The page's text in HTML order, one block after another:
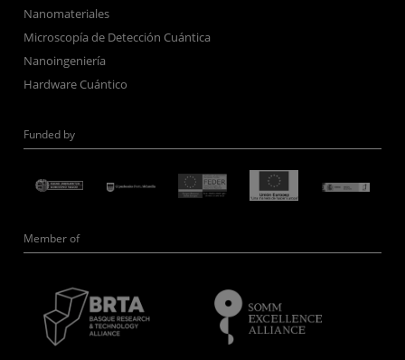
Nanomateriales
Microscopía de Detección Cuántica
Nanoingeniería
Hardware Cuántico
Funded by
Member of